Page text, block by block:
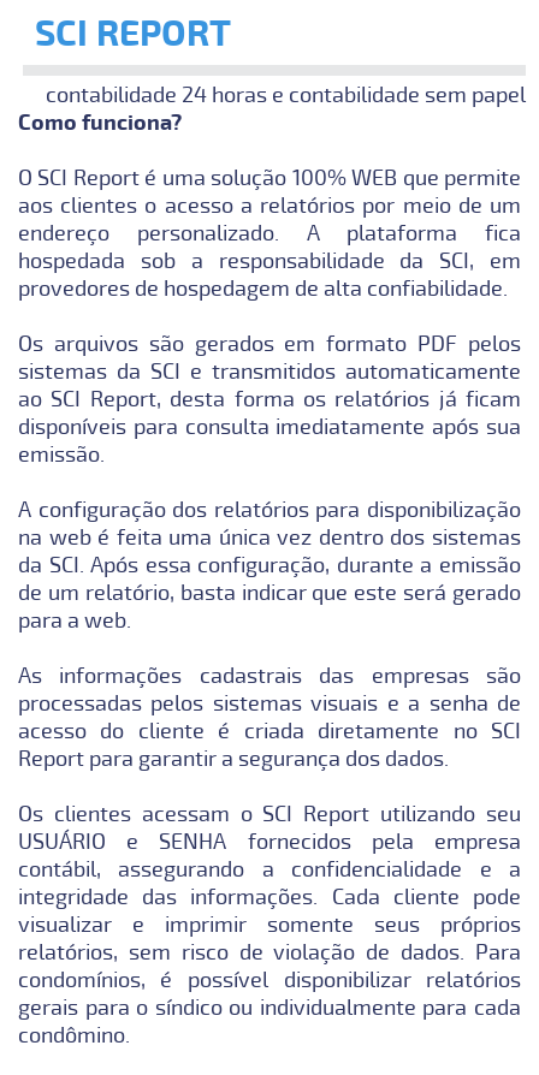
SCI REPORT
contabilidade 24 horas e contabilidade sem papel
Como funciona?
O SCI Report é uma solução 100% WEB que permite
aos clientes o acesso a relatórios por meio de um
endereço personalizado. A plataforma fica
hospedada sob a responsabilidade da SCI, em
provedores de hospedagem de alta confiabilidade.
Os arquivos são gerados em formato PDF pelos
sistemas da SCI e transmitidos automaticamente
ao SCI Report, desta forma os relatórios já ficam
disponíveis para consulta imediatamente após sua
emissão.
A configuração dos relatórios para disponibilização
na web é feita uma única vez dentro dos sistemas
da SCI. Após essa configuração, durante a emissão
de um relatório, basta indicar que este será gerado
para a web.
As informações cadastrais das empresas são
processadas pelos sistemas visuais e a senha de
acesso do cliente é criada diretamente no SCI
Report para garantir a segurança dos dados.
Os clientes acessam o SCI Report utilizando seu
USUÁRIO e SENHA fornecidos pela empresa
contábil, assegurando a confidencialidade e a
integridade das informações. Cada cliente pode
visualizar e imprimir somente seus próprios
relatórios, sem risco de violação de dados. Para
condomínios, é possível disponibilizar relatórios
gerais para o síndico ou individualmente para cada
condômino.